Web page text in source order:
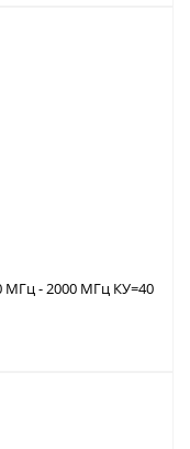
- 2000 МГц КУ=40